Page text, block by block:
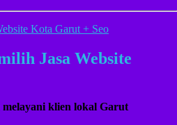
Kota Garut + Seo
Jasa Website
klien lokal Garut